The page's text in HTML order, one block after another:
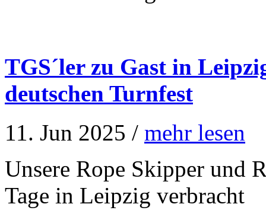
TGS´ler zu Gast in
deutschen Turnfest
11. Jun 2025 / mehr lesen
Unsere Rope Skipper und
Tage in Leipzig verbracht